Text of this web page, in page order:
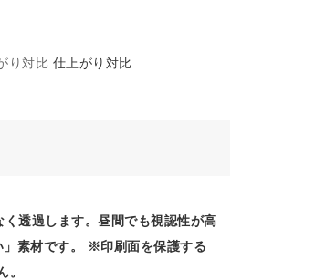
仕上がり対比
透過します。昼間でも視認性が高
素材です。 ※印刷面を保護する
。